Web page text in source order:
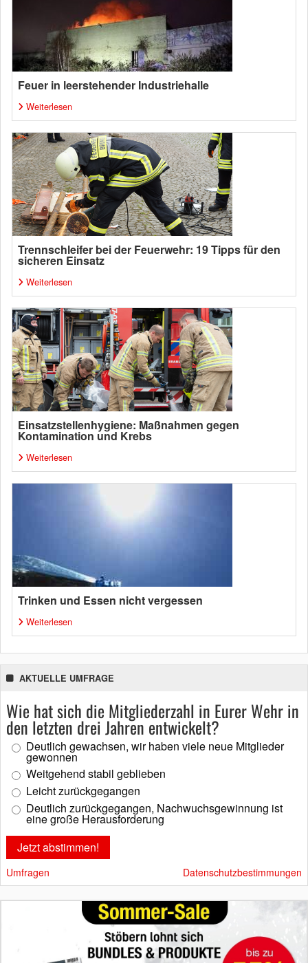
Feuer in leerstehender Industriehalle
Weiterlesen
Trennschleifer bei der Feuerwehr: 19 Tipps für den
sicheren Einsatz
Weiterlesen
Einsatzstellenhygiene: Maßnahmen gegen
Kontamination und Krebs
Weiterlesen
Trinken und Essen nicht vergessen
Weiterlesen
AKTUELLE UMFRAGE
Wie hat sich die Mitgliederzahl in Eurer Wehr in
den letzten drei Jahren entwickelt?
Deutlich gewachsen, wir haben viele neue Mitglieder
gewonnen
Weitgehend stabil geblieben
Leicht zurückgegangen
Deutlich zurückgegangen, Nachwuchsgewinnung ist
eine große Herausforderung
Umfragen Datenschutzbestimmungen